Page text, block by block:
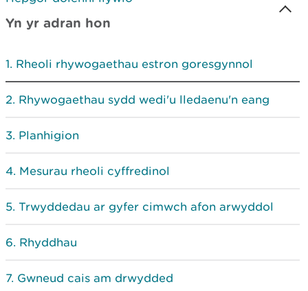
Yn yr adran hon
Rheoli rhywogaethau estron goresgynnol
Rhywogaethau sydd wedi'u lledaenu'n eang
Planhigion
Mesurau rheoli cyffredinol
Trwyddedau ar gyfer cimwch afon arwyddol
Rhyddhau
Gwneud cais am drwydded